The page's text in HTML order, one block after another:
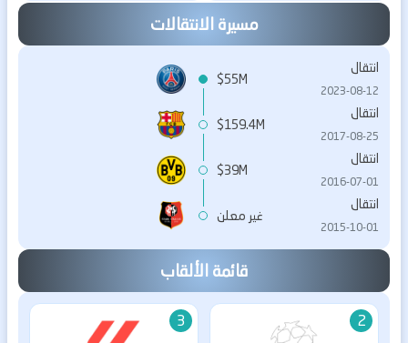
مسيرة الانتقالات
انتقال
2023-08-12
$55M
انتقال
2017-08-25
$159.4M
انتقال
2016-07-01
$39M
انتقال
2015-10-01
غير معلن
قائمة الألقاب
2
3